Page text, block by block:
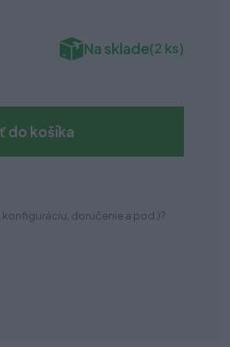
Na sklade(2 ks)
do košíka
doručenie a pod.)?